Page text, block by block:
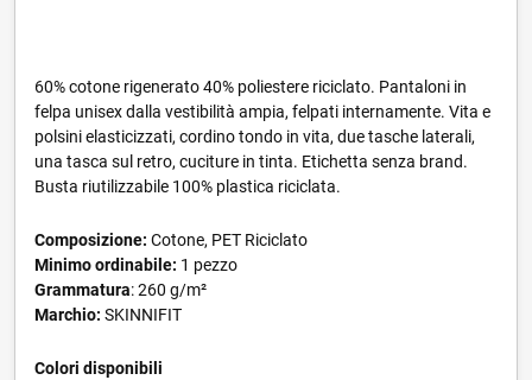
60% cotone rigenerato 40% poliestere riciclato. Pantaloni in
felpa unisex dalla vestibilità ampia, felpati internamente. Vita e
polsini elasticizzati, cordino tondo in vita, due tasche laterali,
una tasca sul retro, cuciture in tinta. Etichetta senza brand.
Busta riutilizzabile 100% plastica riciclata.
Composizione: Cotone, PET Riciclato
Minimo ordinabile: 1 pezzo
Grammatura: 260 g/m²
Marchio: SKINNIFIT
Colori disponibili